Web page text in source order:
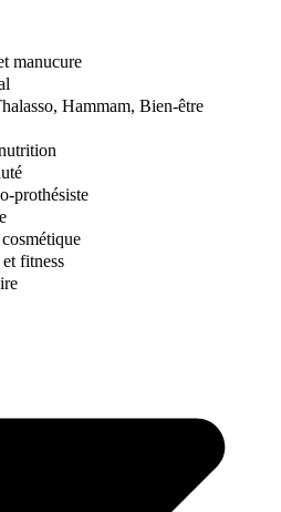
manucure
Hammam, Bien-être
prothésiste
fitness